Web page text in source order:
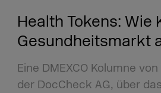
Health Tokens: Wie
Gesundheitsmarkt
Eine DMEXCO Kolumne
der DocCheck AG, über